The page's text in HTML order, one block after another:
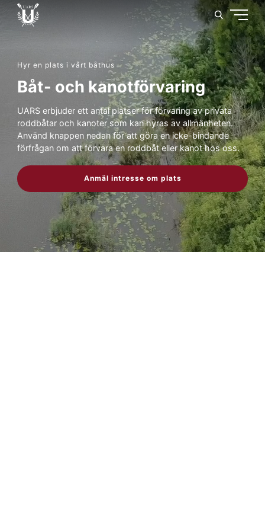
Hyr en plats i vårt båthus
Båt- och kanotförvaring
UARS erbjuder ett antal platser för förvaring av privata
roddbåtar och kanoter som kan hyras av allmänheten.
Använd knappen nedan för att göra en icke-bindande
förfrågan om att förvara en roddbåt eller kanot hos oss.
Anmäl intresse om plats